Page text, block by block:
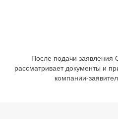
После подачи заявления
рассматривает документы и
компании-